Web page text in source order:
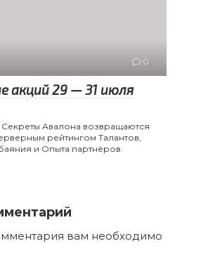
0
акций 29 — 31 июля
Секреты Авалона возвращаются
рейтингом Талантов,
и Опыта партнёров
вам необходимо